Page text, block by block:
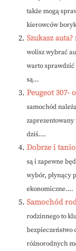
także mogą
kierowców
Szukasz auta?
wolisz wybrać
warto
są...
Peugeot 307-
samochód
dziś....
Dobrze i
są i zapewne
wybór, płynący
ekonomiczne....
Samochód
rodzinnego to
bezpieczeństwo
różnorodnych